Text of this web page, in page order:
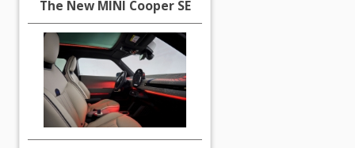
The New MINI Cooper SE